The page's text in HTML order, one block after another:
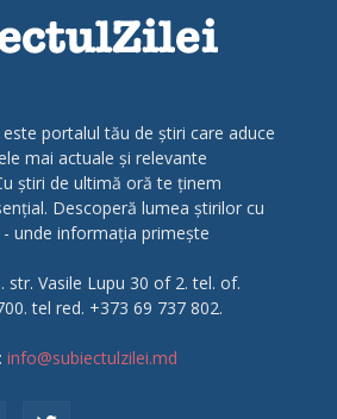
portalul tău de știri care aduce
mai actuale și relevante
știri de ultimă oră te ținem
Descoperă lumea știrilor cu
- unde informația primește
str. Vasile Lupu 30 of 2. tel. of.
tel red. +373 69 737 802.
info@subiectulzilei.md